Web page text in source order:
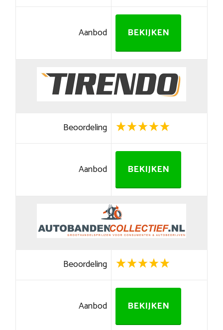
Aanbod BEKIJKEN
Beoordeling
Aanbod BEKIJKEN
Beoordeling
Aanbod BEKIJKEN